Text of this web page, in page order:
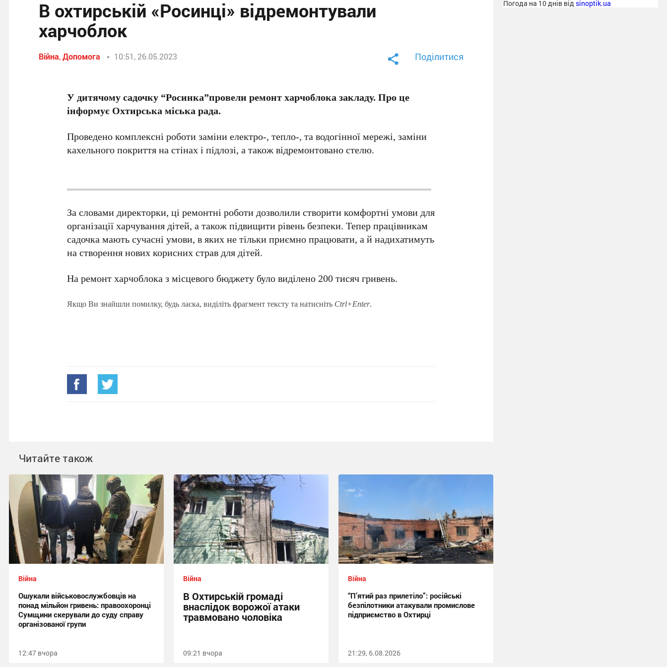
В охтирській «Росинці» відремонтували
харчоблок
Війна,Допомога 10:51, 26.05.2023 Поділитися
У дитячому садочку “Росинка”провели ремонт харчоблока закладу. Про це
інформує Охтирська міська рада.
Проведено комплексні роботи заміни електро-, тепло-, та водогінної мережі, заміни
кахельного покриття на стінах і підлозі, а також відремонтовано стелю.
За словами директорки, ці ремонтні роботи дозволили створити комфортні умови для
організації харчування дітей, а також підвищити рівень безпеки. Тепер працівникам
садочка мають сучасні умови, в яких не тільки приємно працювати, а й надихатимуть
на створення нових корисних страв для дітей.
На ремонт харчоблока з місцевого бюджету було виділено 200 тисяч гривень.
Якщо Ви знайшли помилку, будь ласка, виділіть фрагмент тексту та натисніть Ctrl+Enter.
Читайте також
Війна
Ошукали військовослужбовців на
понад мільйон гривень: правоохоронці
Сумщини скерували до суду справу
організованої групи
12:47 вчора
Війна
В Охтирській громаді
внаслідок ворожої атаки
травмовано чоловіка
09:21 вчора
Війна
“П’ятий раз прилетіло”: російські
безпілотники атакували промислове
підприємство в Охтирці
21:29, 6.08.2026
Погода на 10 днів від sinoptik.ua